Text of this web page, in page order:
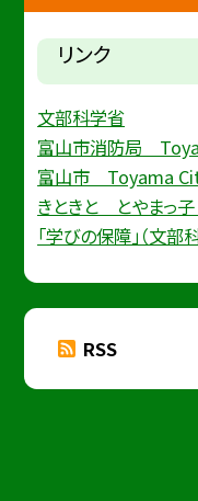
リンク
文部科学省
富山市消防局
富山市 Toyama
きときと とやまっ
「学びの保障」（文部
RSS